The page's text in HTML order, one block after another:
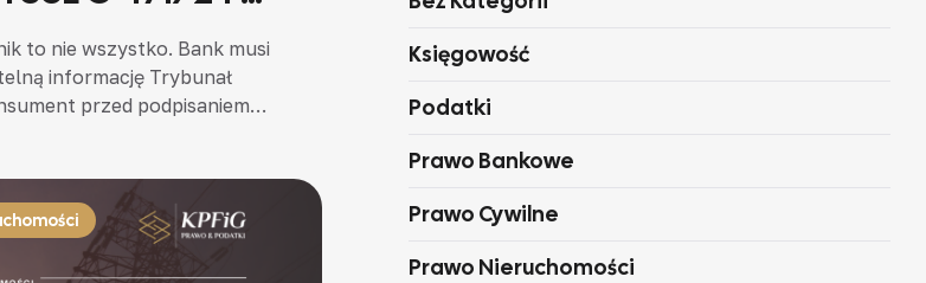
Dla
to nie wszystko. Bank musi
informację Trybunał
przed podpisaniem
Księgowość
Podatki
Prawo Bankowe
Prawo Cywilne
Prawo Nieruchomości